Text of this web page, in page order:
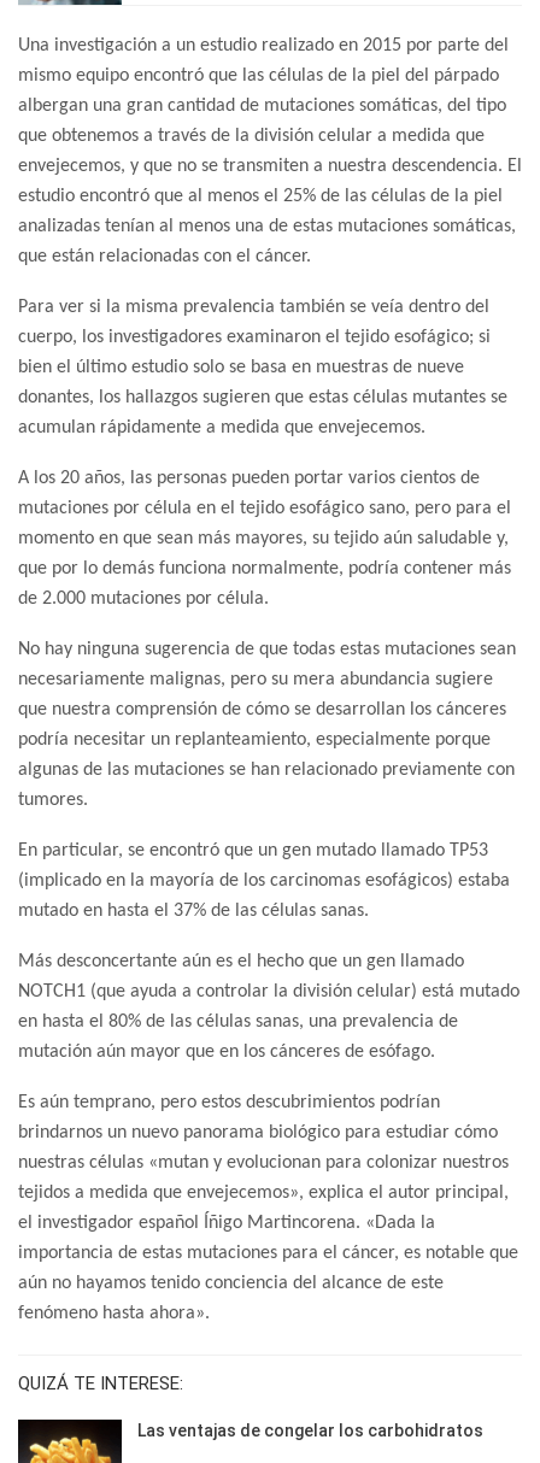
Una investigación a un estudio realizado en 2015 por parte del
mismo equipo encontró que las células de la piel del párpado
albergan una gran cantidad de mutaciones somáticas, del tipo
que obtenemos a través de la división celular a medida que
envejecemos, y que no se transmiten a nuestra descendencia. El
estudio encontró que al menos el 25% de las células de la piel
analizadas tenían al menos una de estas mutaciones somáticas,
que están relacionadas con el cáncer.
Para ver si la misma prevalencia también se veía dentro del
cuerpo, los investigadores examinaron el tejido esofágico; si
bien el último estudio solo se basa en muestras de nueve
donantes, los hallazgos sugieren que estas células mutantes se
acumulan rápidamente a medida que envejecemos.
A los 20 años, las personas pueden portar varios cientos de
mutaciones por célula en el tejido esofágico sano, pero para el
momento en que sean más mayores, su tejido aún saludable y,
que por lo demás funciona normalmente, podría contener más
de 2.000 mutaciones por célula.
No hay ninguna sugerencia de que todas estas mutaciones sean
necesariamente malignas, pero su mera abundancia sugiere
que nuestra comprensión de cómo se desarrollan los cánceres
podría necesitar un replanteamiento, especialmente porque
algunas de las mutaciones se han relacionado previamente con
tumores.
En particular, se encontró que un gen mutado llamado TP53
(implicado en la mayoría de los carcinomas esofágicos) estaba
mutado en hasta el 37% de las células sanas.
Más desconcertante aún es el hecho que un gen llamado
NOTCH1 (que ayuda a controlar la división celular) está mutado
en hasta el 80% de las células sanas, una prevalencia de
mutación aún mayor que en los cánceres de esófago.
Es aún temprano, pero estos descubrimientos podrían
brindarnos un nuevo panorama biológico para estudiar cómo
nuestras células «mutan y evolucionan para colonizar nuestros
tejidos a medida que envejecemos», explica el autor principal,
el investigador español Íñigo Martincorena. «Dada la
importancia de estas mutaciones para el cáncer, es notable que
aún no hayamos tenido conciencia del alcance de este
fenómeno hasta ahora».
QUIZÁ TE INTERESE:
Las ventajas de congelar los carbohidratos